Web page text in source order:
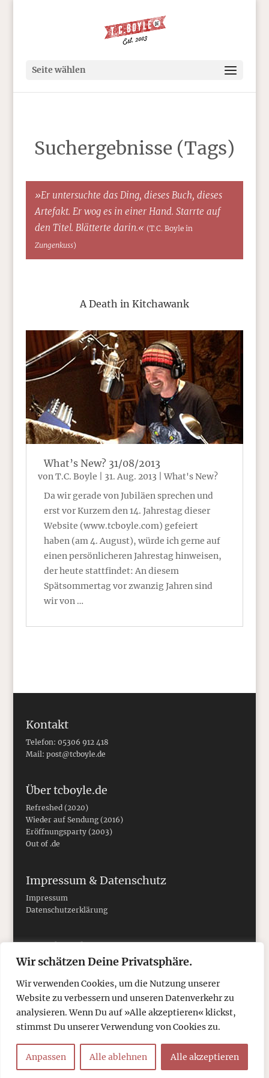
Wir schätzen Deine Privatsphäre.
Wir verwenden Cookies, um die Nutzung unserer
Website zu verbessern und unseren Datenverkehr zu
analysieren. Wenn Du auf »Alle akzeptieren« klickst,
stimmst Du unserer Verwendung von Cookies zu.
Anpassen Alle ablehnen Alle akzeptieren
Seite wählen
Suchergebnisse (Tags)
»Er untersuchte das Ding, dieses Buch, dieses
Artefakt. Er wog es in einer Hand. Starrte auf
den Titel. Blätterte darin.« (T.C. Boyle in
Zungenkuss)
A Death in Kitchawank
What’s New? 31/08/2013
vonT.C. Boyle 31. Aug. 2013 |What's New?
Da wir gerade von Jubiläen sprechen und
erst vor Kurzem den 14. Jahrestag dieser
Website (www.tcboyle.com) gefeiert
haben (am 4. August), würde ich gerne auf
einen persönlicheren Jahrestag hinweisen,
der heute stattfindet: An diesem
Spätsommertag vor zwanzig Jahren sind
wir von …
Kontakt
Telefon: 05306 912 418
Mail: post@tcboyle.de
Über tcboyle.de
Refreshed (2020)
Wieder auf Sendung (2016)
Eröffnungsparty (2003)
Out of .de
Impressum & Datenschutz
Impressum
Datenschutzerklärung
Social Media